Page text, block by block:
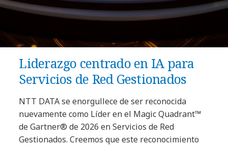
Liderazgo centrado en IA para
Servicios de Red Gestionados
NTT DATA se enorgullece de ser reconocida
nuevamente como Líder en el Magic Quadrant™
de Gartner® de 2026 en Servicios de Red
Gestionados. Creemos que este reconocimiento